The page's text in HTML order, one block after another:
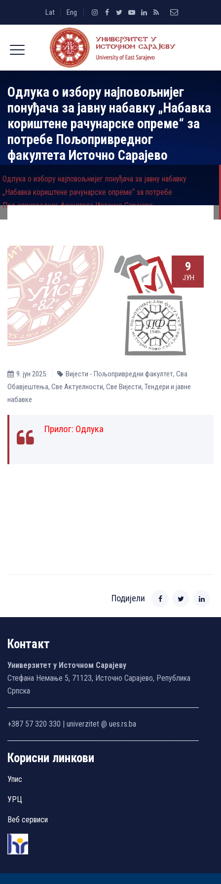
Lat Eng
Одлука о избору најповољнијег
понуђача за јавну набавку „Набавка
кориштене рачунарске опреме“ за
потребе Пољопривредног
факултета Источно Сарајево
Одлука о избору најповољнијег понуђача за јавну набавку
„Набавка кориштене рачунарске опреме“ за потребе
Пољопривредног факултета Источно Сарајево
9
ЈУН
9. јун 2025. Вијести - Пољопривредни факултет, Сва
Обавјештења, Све Aктуелности, Све Вијести, Тендери и јавне
набавке
Прилог: Одлука
Подијели
Контакт
Универзитет у Источном Сарајеву
Стефана Немање 5, 71123, Источно Сарајево, Република
Српска
+387 57 320 330 | univerzitet @ ues.rs.ba
Корисни линкови
Упис
УРЦ
Веб сервиси